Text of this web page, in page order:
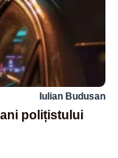
Iulian Budusan
polițistului